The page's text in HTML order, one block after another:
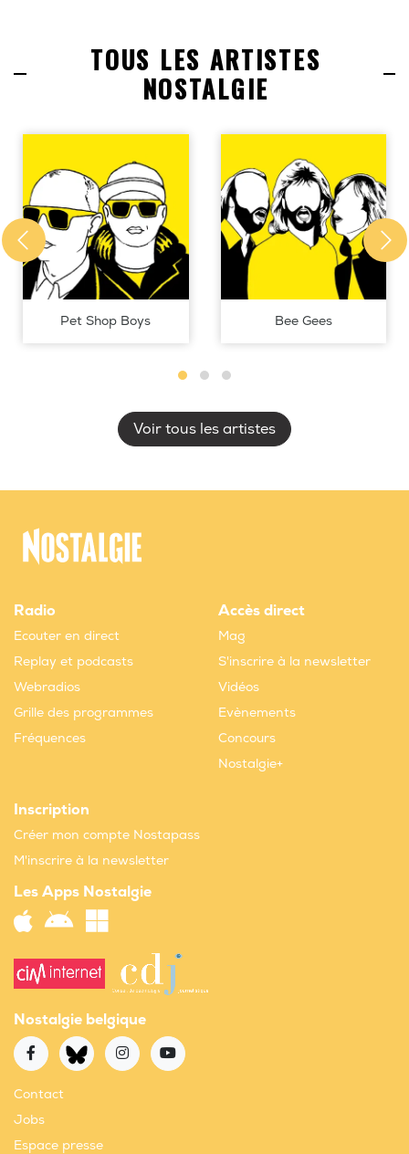
TOUS LES ARTISTES
NOSTALGIE
Pet Shop Boys Bee Gees
Voir tous les artistes
Radio
Ecouter en direct
Replay et podcasts
Webradios
Grille des programmes
Fréquences
Accès direct
Mag
S'inscrire à la newsletter
Vidéos
Evènements
Concours
Nostalgie+
Inscription
Créer mon compte Nostapass
M'inscrire à la newsletter
Les Apps Nostalgie
Nostalgie belgique
Contact
Jobs
Espace presse